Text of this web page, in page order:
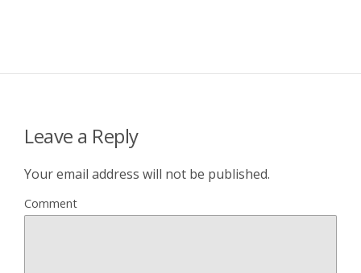
Leave a Reply
Your email address will not be published.
Comment